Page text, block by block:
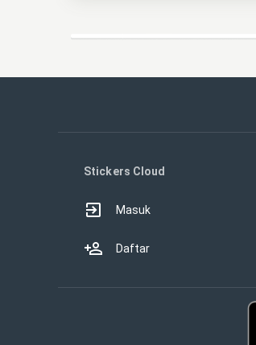
Stickers Cloud
Masuk
Daftar